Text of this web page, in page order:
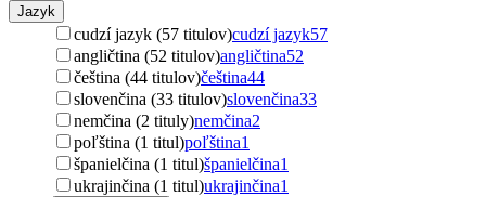
Jazyk
cudzí jazyk (57 titulov)cudzí jazyk57
angličtina (52 titulov)angličtina52
čeština (44 titulov)čeština44
slovenčina (33 titulov)slovenčina33
nemčina (2 tituly)nemčina2
poľština (1 titul)poľština1
španielčina (1 titul)španielčina1
ukrajinčina (1 titul)ukrajinčina1